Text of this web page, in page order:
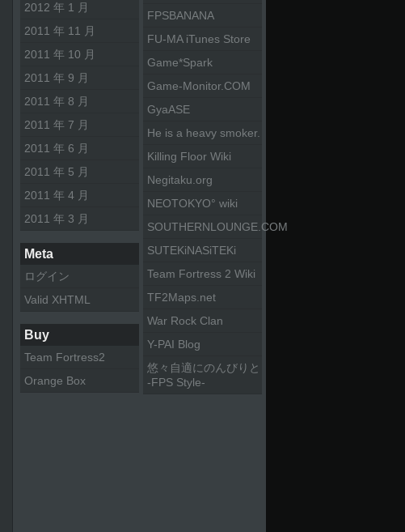
FPSBANANA
FU-MA iTunes Store
Game*Spark
Game-Monitor.COM
GyaASE
He is a heavy smoker.
Killing Floor Wiki
Negitaku.org
NEOTOKYO° wiki
SOUTHERNLOUNGE.COM
SUTEKiNASiTEKi
Team Fortress 2 Wiki
TF2Maps.net
War Rock Clan
Y-PAI Blog
悠々自適にのんびりと
-FPS Style-
2012 年 1 月
2011 年 11 月
2011 年 10 月
2011 年 9 月
2011 年 8 月
2011 年 7 月
2011 年 6 月
2011 年 5 月
2011 年 4 月
2011 年 3 月
Meta
ログイン
Valid XHTML
Buy
Team Fortress2
Orange Box